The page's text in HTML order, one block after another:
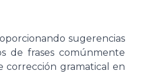
sugerencias
de frases comúnmente
corrección gramatical en